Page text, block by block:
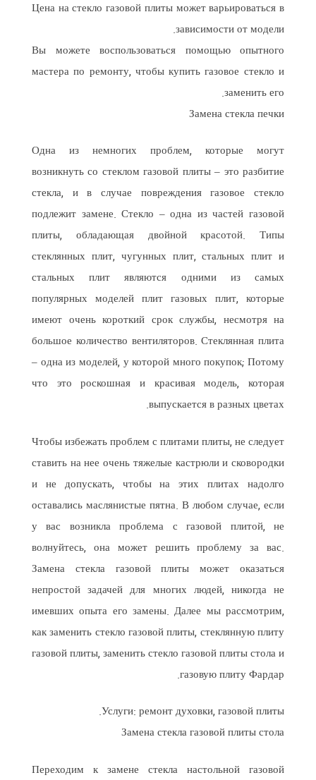
Цена на стекло газовой плиты может варьироваться в
зависимости от модели.
Вы можете воспользоваться помощью опытного
мастера по ремонту, чтобы купить газовое стекло и
заменить его.
Замена стекла печки
Одна из немногих проблем, которые могут
возникнуть со стеклом газовой плиты – это разбитие
стекла, и в случае повреждения газовое стекло
подлежит замене. Стекло – одна из частей газовой
плиты, обладающая двойной красотой. Типы
стеклянных плит, чугунных плит, стальных плит и
стальных плит являются одними из самых
популярных моделей плит газовых плит, которые
имеют очень короткий срок службы, несмотря на
большое количество вентиляторов. Стеклянная плита
– одна из моделей, у которой много покупок; Потому
что это роскошная и красивая модель, которая
выпускается в разных цветах.
Чтобы избежать проблем с плитами плиты, не следует
ставить на нее очень тяжелые кастрюли и сковородки
и не допускать, чтобы на этих плитах надолго
оставались маслянистые пятна. В любом случае, если
у вас возникла проблема с газовой плитой, не
волнуйтесь, она может решить проблему за вас.
Замена стекла газовой плиты может оказаться
непростой задачей для многих людей, никогда не
имевших опыта его замены. Далее мы рассмотрим,
как заменить стекло газовой плиты, стеклянную плиту
газовой плиты, заменить стекло газовой плиты стола и
газовую плиту Фардар.
Услуги: ремонт духовки, газовой плиты.
Замена стекла газовой плиты стола
Переходим к замене стекла настольной газовой